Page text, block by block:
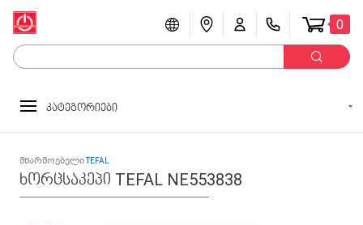
0
კატეგორიები
მწარმოებელიTEFAL
ხორცსაკეპი TEFAL NE553838